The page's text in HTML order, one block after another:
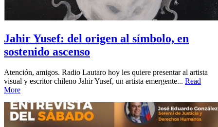
Jahir Yusef: del origen al símbolo, en
sostenido ascenso
Atención, amigos. Radio Lautaro hoy les quiere presentar al artista
visual y escritor chileno Jahir Yusef, un artista emergente... Read
More